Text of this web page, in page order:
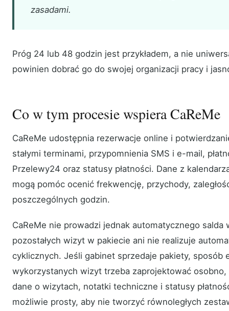
zasadami.
Próg 24 lub 48 godzin jest przykładem, a nie
powinien dobrać go do swojej organizacji pracy i
Co w tym procesie wspiera CaReMe
CaReMe udostępnia rezerwacje online i
stałymi terminami, przypomnienia SMS i e-mail,
Przelewy24 oraz statusy płatności. Dane z
mogą pomóc ocenić frekwencję, przychody,
poszczególnych godzin.
CaReMe nie prowadzi jednak automatycznego salda
pozostałych wizyt w pakiecie ani nie realizuje
cyklicznych. Jeśli gabinet sprzedaje pakiety, sposób
wykorzystanych wizyt trzeba zaprojektować
dane o wizytach, notatki techniczne i statusy
możliwie prosty, aby nie tworzyć równoległych